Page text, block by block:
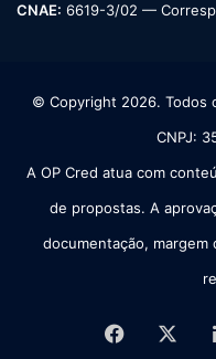
CNAE: 6619-3/02 —
© Copyright 2026. Todos
CNPJ:
A OP Cred atua com
de propostas. A
documentação,
Facebook